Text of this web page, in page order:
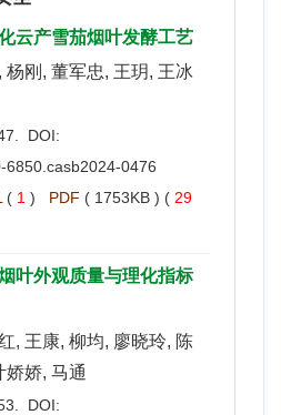
云产雪茄烟叶发酵工艺
杨刚, 董军忠, 王玥, 王冰
DOI:
6850.casb2024-0476
( 1 ) PDF ( 1753KB ) ( 29
叶外观质量与理化指标
, 王康, 柳均, 廖晓玲, 陈
娇娇, 马通
DOI: